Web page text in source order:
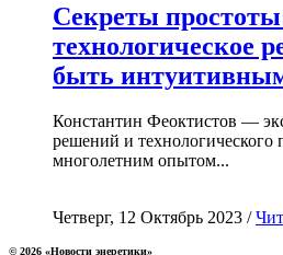
Секреты
технологическое
быть
Константин Феоктистов —
решений и технологического
многолетним опытом...
Четверг, 12 Октябрь 2023 /
© 2026 «Новости энеретики»